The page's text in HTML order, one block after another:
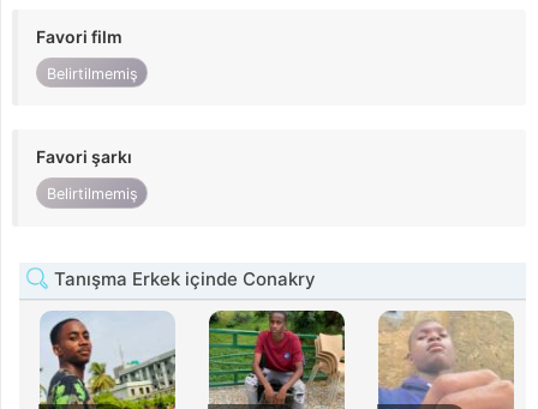
Favori film
Belirtilmemiş
Favori şarkı
Belirtilmemiş
Tanışma Erkek içinde Conakry